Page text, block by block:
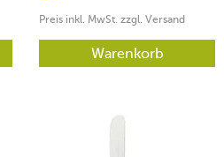
Preis inkl. MwSt. zzgl. Versand
Warenkorb